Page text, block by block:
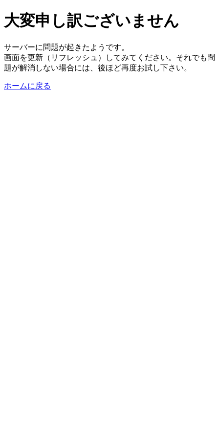
大変申し訳ございません
サーバーに問題が起きたようです。
画面を更新（リフレッシュ）してみてください。それでも問
題が解消しない場合には、後ほど再度お試し下さい。
ホームに戻る